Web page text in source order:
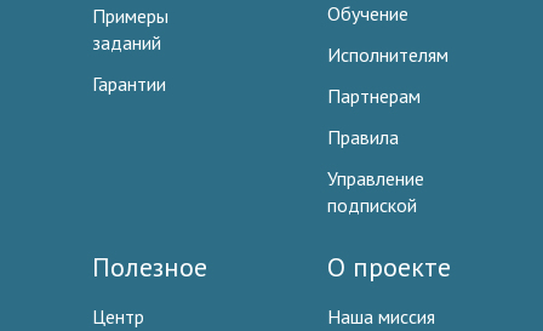
Примеры
заданий
Гарантии
Обучение
Исполнителям
Партнерам
Правила
Управление
подпиской
Полезное
Центр
О проекте
Наша миссия